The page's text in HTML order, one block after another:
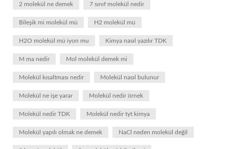
2 molekül ne demek 7 sınıf molekül nedir
Bileşik mi molekül mü H2 molekül mü
H2O molekül mü iyon mu Kimya nasıl yazılır TDK
M ma nedir Mol molekül demek mi
Molekül kısaltması nedir Molekül nasıl bulunur
Molekül ne işe yarar Molekül nedir örnek
Molekül nedir TDK Molekül nedir tyt kimya
Molekül yapılı olmak ne demek NaCl neden molekül değil